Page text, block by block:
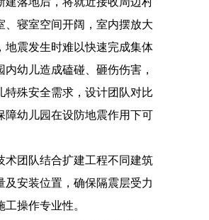
寝室空间开阔，室内摆放大
地震发生时难以快速完成集体
幼儿造成磕碰、砸伤伤害，
殊安全需求，设计团队对比
障幼儿园在设防地震作用下可
术团队结合扩建工程不同建筑
安装位置，确保隔震层受力
操作专业性。